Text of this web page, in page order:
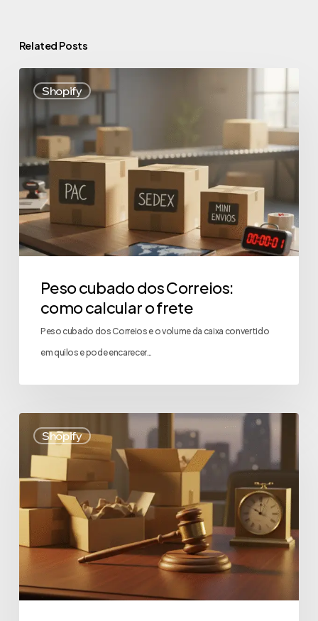
Related Posts
Shopify
Peso cubado dos Correios:
como calcular o frete
Peso cubado dos Correios e o volume da caixa convertido
em quilos e pode encarecer…
Shopify